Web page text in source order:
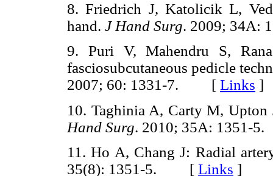
8. Friedrich J, Katolicik L,
hand. J Hand Surg. 2009;
9. Puri V, Mahendru S,
fasciosubcutaneous pedicle
2007; 60: 1331-7. [ Links ]
10. Taghinia A, Carty M,
Hand Surg. 2010; 35A:
11. Ho A, Chang J: Radial
35(8): 1351-5. [ Links ]